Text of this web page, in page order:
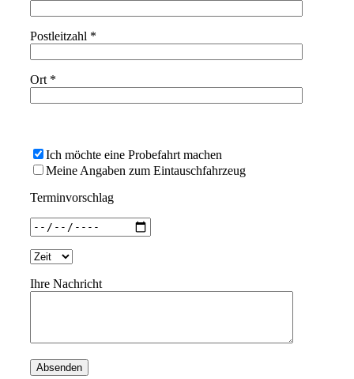
Postleitzahl *
Ort *
lasse
dieses
leer.
Ich möchte eine Probefahrt machen
Meine Angaben zum Eintauschfahrzeug
Terminvorschlag
Ihre Nachricht